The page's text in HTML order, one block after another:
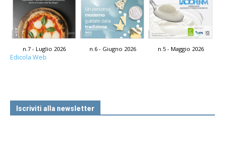
n.7 - Luglio 2026 n.6 - Giugno 2026 n.5 - Maggio 2026
Edicola Web
Iscriviti alla newsletter